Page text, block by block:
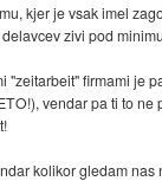
kjer je vsak imel
zivi pod
"zeitarbeit" firmami je
vendar pa ti to
kolikor gledam